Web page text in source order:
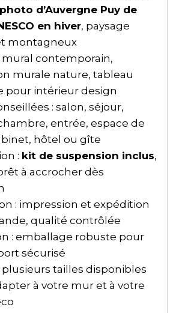
photo d’Auvergne Puy de
en hiver, paysage
montagneux
mural contemporain,
murale nature, tableau
pour intérieur design
: salon, séjour,
entrée, espace de
hôtel ou gîte
: kit de suspension inclus,
à accrocher dès
: impression et expédition
qualité contrôlée
: emballage robuste pour
sécurisé
plusieurs tailles disponibles
à votre mur et à votre